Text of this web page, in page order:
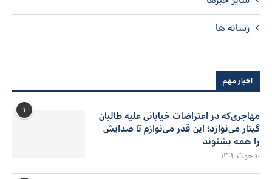
رسانه ها
اخبار مهم
۱
مهاجری‌که در اعتراضات خیابانی علیه طالبان
گیتار می‌نوازد؛ این قدر می‌نوازم تا صدایش
را همه بشنوند
۱۰ حوت ۱۴۰۲